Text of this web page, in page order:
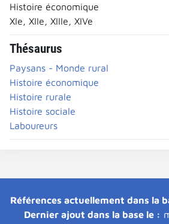
Histoire économique
XIe, XIIe, XIIIe, XIVe
Thésaurus
Paysans - Monde rural
Histoire économique
Histoire rurale
Histoire sociale
Laboureurs
Références actuellement dans la
Dernier ajout dans la base le :